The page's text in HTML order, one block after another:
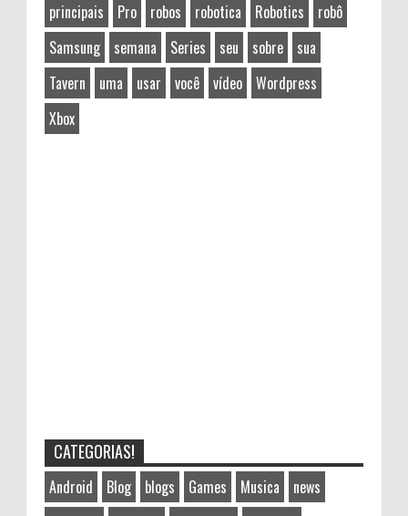
principais
Pro robos robotica Robotics
robô
Samsung
semana Series seu sobre
sua
Tavern
uma usar você vídeo
Wordpress
Xbox
CATEGORIAS!
Android Blog blogs Games Musica
news